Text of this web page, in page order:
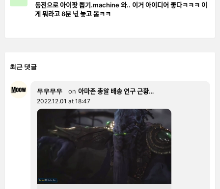
동전으로 아이팟 뽑기.machine 와.. 이거 아이디어 좋다ㅋㅋㅋ 이
게 뭐라고 8분 넋 놓고 봄ㅋㅋ
최근 댓글
무우무우 on 아마존 총알 배송 연구 근황…
2022.12.01 at 18:47